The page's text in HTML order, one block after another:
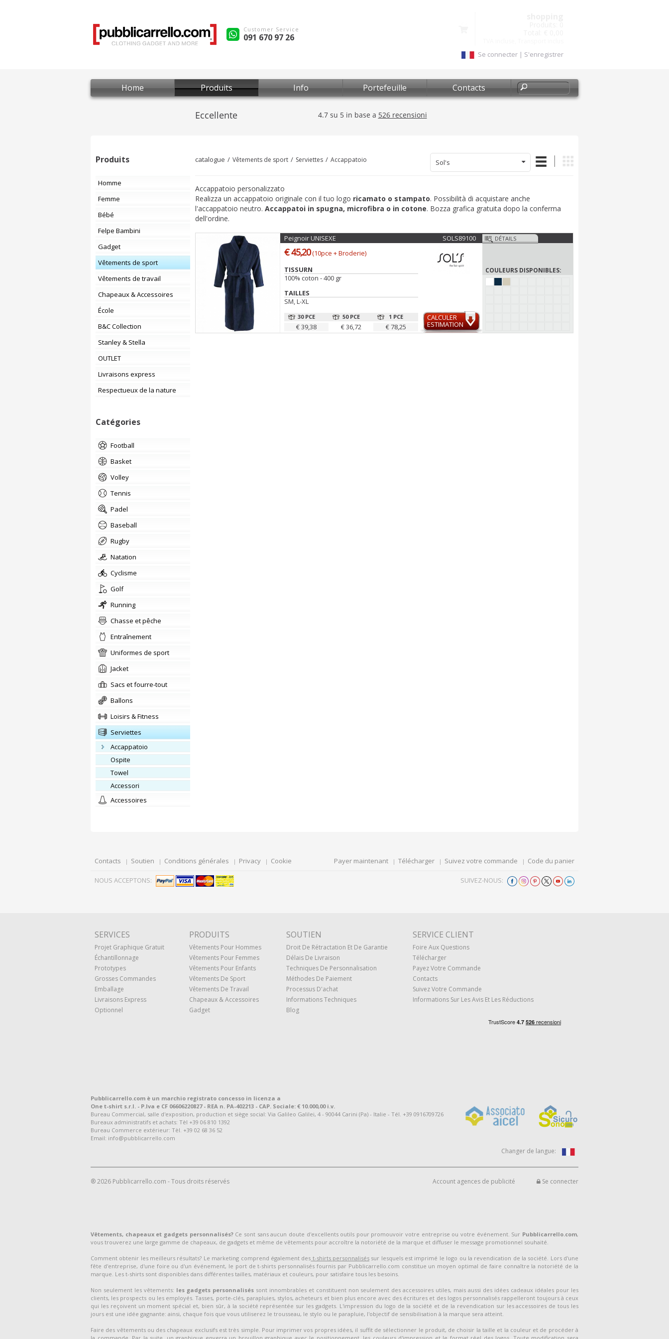
Customer Service
091 670 97 26
Se connecter | S'enregistrer
Home Produits Info Portefeuille Contacts
Produits
Homme
Femme
Bébé
Felpe Bambini
Gadget
Vêtements de sport
Vêtements de travail
Chapeaux & Accessoires
École
B&C Collection
Stanley & Stella
OUTLET
Livraisons express
Respectueux de la nature
Catégories
Football
Basket
Volley
Tennis
padel
Baseball
Rugby
Natation
Cyclisme
Golf
Running
Chasse et pêche
Entraînement
Uniformes de sport
Jacket
Sacs et fourre-tout
Ballons
Loisirs & Fitness
Serviettes
Accappatoio
Ospite
towel
Accessori
Accessoires
catalogue Vêtements de sport Serviettes Accappatoio Sol's
Accappatoio personalizzato
Realizza un accappatoio originale con il tuo logo ricamato o stampato. Possibilità di acquistare anche
l'accappatoio neutro. Accappatoi in spugna, microfibra o in cotone. Bozza grafica gratuita dopo la conferma
dell'ordine.
Peignoir UNISEXE SOLS89100
€ 45,20(10pce + Broderie)
TISSURN
100% coton - 400 gr
TAILLES
SM, L-XL
30 PCE
€ 39,38
50 PCE
€ 36,72
1 PCE
€ 78,25
CALCULER
ESTIMATION
DÉTAILS
COULEURS DISPONIBLES:
Contacts Soutien Conditions générales Privacy Cookie Payer maintenant Télécharger Suivez votre commande Code du panier
NOUS ACCEPTONS: SUIVEZ-NOUS:
SERVICES
Projet Graphique Gratuit
Échantillonnage
Prototypes
Grosses Commandes
Emballage
Livraisons Express
Optionnel
PRODUITS
Vêtements Pour Hommes
Vêtements Pour Femmes
Vêtements Pour Enfants
Vêtements De Sport
Vêtements De Travail
Chapeaux & Accessoires
Gadget
SOUTIEN
Droit De Rétractation Et De Garantie
Délais De Livraison
Techniques De Personnalisation
Méthodes De Paiement
Processus D'achat
Informations Techniques
Blog
SERVICE CLIENT
Foire Aux Questions
Télécharger
Payez Votre Commande
Contacts
Suivez Votre Commande
Informations Sur Les Avis Et Les Réductions
Pubblicarrello.com è un marchio registrato concesso in licenza a
One t-shirt s.r.l. - P.Iva e CF 06606220827 - REA n. PA-402213 - CAP. Sociale: € 10.000,00 i.v.
Bureau Commercial, salle d'exposition, production et siège social: Via Galileo Galilei, 4 - 90044 Carini (Pa) - Italie - Tél. +39 0916709726
Bureaux administratifs et achats: Tèl +39 06 810 1392
Bureau Commerce extérieur: Tèl. +39 02 68 36 52
Email: info@pubblicarrello.com
Changer de langue:
® 2026 Pubblicarrello.com - Tous droits réservés Account agences de publicité Se connecter
Vêtements, chapeaux et gadgets personnalisés?Ce sont sans aucun doute d'excellents outils pour promouvoir votre entreprise ou votre événement. Sur Pubblicarrello.com,
vous trouverez une large gamme de chapeaux, de gadgets et même de vêtements pour accroître la notoriété de la marque et diffuser le message promotionnel souhaité.
Comment obtenir les meilleurs résultats? Le marketing comprend également des t-shirts personnaliséssur lesquels est imprimé le logo ou la revendication de la société. Lors d'une
fête d'entreprise, d'une foire ou d'un événement, le port de t-shirts personnalisés fournis par Pubblicarrello.com constitue un moyen optimal de faire connaître la notoriété de la
marque. Les t-shirts sont disponibles dans différentes tailles, matériaux et couleurs, pour satisfaire tous les besoins.
Non seulement les vêtements: les gadgets personnaliséssont innombrables et constituent non seulement des accessoires utiles, mais aussi des idées cadeaux idéales pour les
clients, les prospects ou les employés. Tasses, porte-clés, parapluies, stylos, acheteurs et bien plus encore avec des écritures et des logos personnalisés rappelleront toujours à ceux
qui les reçoivent un moment spécial et, bien sûr, à la société représentée sur les gadgets. L'impression du logo de la société et de la revendication sur les accessoires de tous les
jours est une idée gagnante: ainsi, chaque fois que vous utiliserez le trousseau, le stylo ou le parapluie, l'objectif de sensibilisation à la marque sera atteint.
Faire des vêtements ou des chapeaux exclusifs est très simple. Pour imprimer vos propres idées, il suffit de sélectionner le produit, de choisir la taille et la couleur et de procéder à